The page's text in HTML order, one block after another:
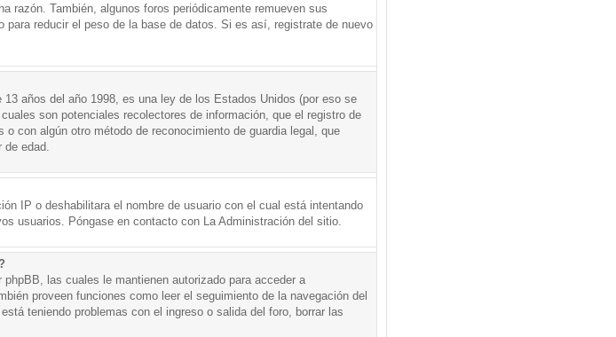
razón. También, algunos foros periódicamente remueven sus
reducir el peso de la base de datos. Si es así, registrate de nuevo
años del año 1998, es una ley de los Estados Unidos (por eso se
son potenciales recolectores de información, que el registro de
con algún otro método de reconocimiento de guardia legal, que
de edad.
IP o deshabilitara el nombre de usuario con el cual está intentando
usuarios. Póngase en contacto con La Administración del sitio.
las cuales le mantienen autorizado para acceder a
proveen funciones como leer el seguimiento de la navegación del
teniendo problemas con el ingreso o salida del foro, borrar las